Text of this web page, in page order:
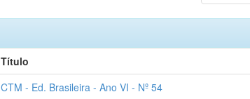
Título
CTM - Ed. Brasileira - Ano VI - Nº 54